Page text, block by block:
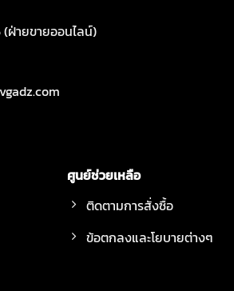
(ฝ่ายขายออนไลน์)
ศูนย์ช่วยเหลือ
ติดตามการสั่งซื้อ
ข้อตกลงและโยบายต่างๆ